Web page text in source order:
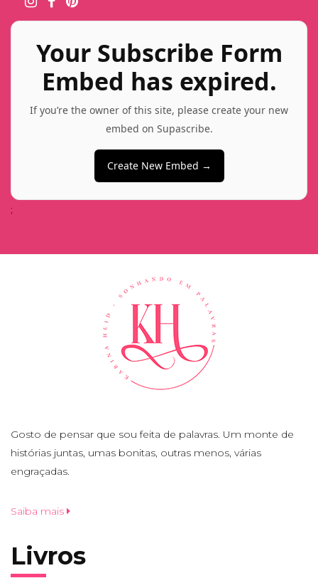
Your Subscribe Form
Embed has expired.
If you’re the owner of this site, please create your new
embed on Supascribe.
Create New Embed →
;
Gosto de pensar que sou feita de palavras. Um monte de
histórias juntas, umas bonitas, outras menos, várias
engraçadas.
Saiba mais
Livros